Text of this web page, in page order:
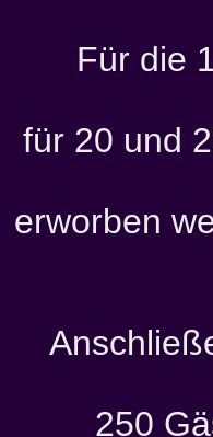
Für die
für 20 und
erworben
250